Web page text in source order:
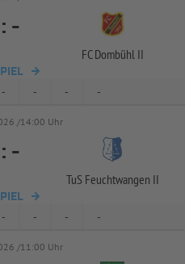
: -
FC Dombühl II
- - - -
/14:00 Uhr
: -
TuS Feuchtwangen II
- - - -
/11:00 Uhr